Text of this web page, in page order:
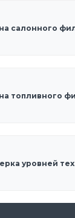
салонного
топливного
уровней